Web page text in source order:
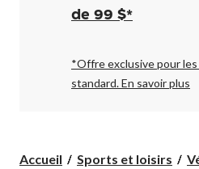
à
pour
changer
de 99 $*
*Offre exclusive pour
standard.En savoir plus
Accueil Sports et loisirs